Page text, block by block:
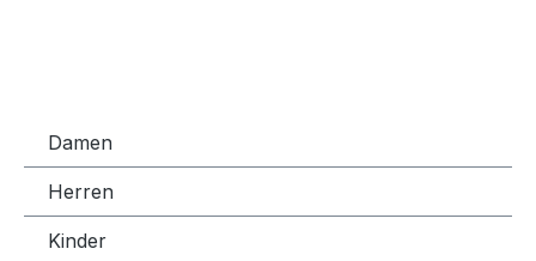
Damen
Herren
Kinder